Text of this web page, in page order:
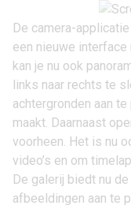
De camera-
een nieuwe
kan je nu ook
links naar rechts te
achtergronden aan
maakt. Daarnaast
voorheen. Het is nu
video’s en om
De galerij biedt nu
afbeeldingen aan te